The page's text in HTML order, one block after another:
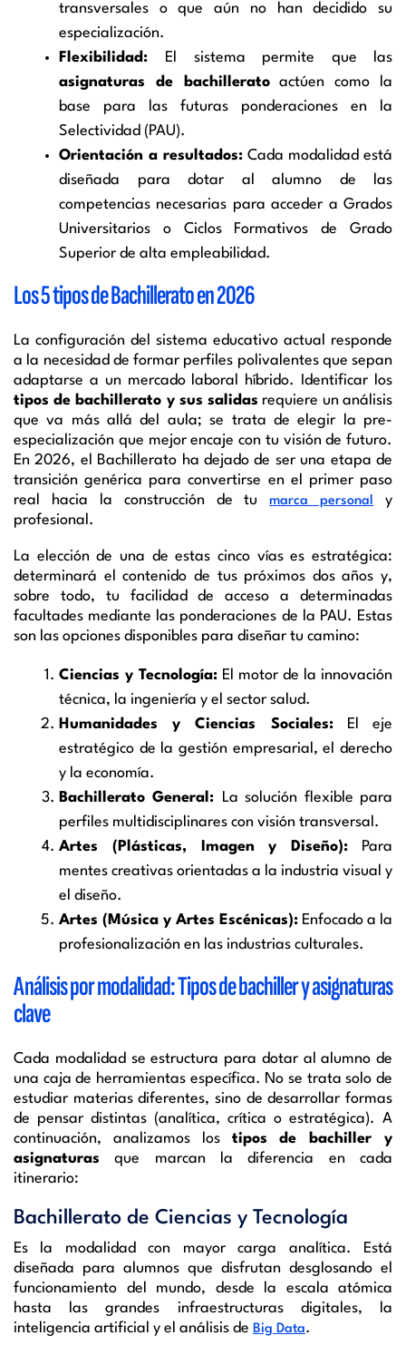
transversales o que aún no han decidido su
especialización.
Flexibilidad: El sistema permite que las
asignaturas de bachilleratoactúen como la
base para las futuras ponderaciones en la
Selectividad (PAU).
Orientación a resultados:Cada modalidad está
diseñada para dotar al alumno de las
competencias necesarias para acceder a Grados
Universitarios o Ciclos Formativos de Grado
Superior de alta empleabilidad.
Los 5 tipos de Bachillerato en 2026
La configuración del sistema educativo actual responde
a la necesidad de formar perfiles polivalentes que sepan
adaptarse a un mercado laboral híbrido. Identificar los
tipos de bachillerato y sus salidas requiere un análisis
que va más allá del aula; se trata de elegir la pre-
especialización que mejor encaje con tu visión de futuro.
En 2026, el Bachillerato ha dejado de ser una etapa de
transición genérica para convertirse en el primer paso
real hacia la construcción de tumarca personal
y
profesional.
La elección de una de estas cinco vías es estratégica:
determinará el contenido de tus próximos dos años y,
sobre todo, tu facilidad de acceso a determinadas
facultades mediante las ponderaciones de la PAU. Estas
son las opciones disponibles para diseñar tu camino:
Ciencias y Tecnología: El motor de la innovación
técnica, la ingeniería y el sector salud.
Humanidades y Ciencias Sociales:El eje
estratégico de la gestión empresarial, el derecho
y la economía.
Bachillerato General:
La solución flexible para
perfiles multidisciplinares con visión transversal.
Artes (Plásticas, Imagen y Diseño): Para
mentes creativas orientadas a la industria visual y
el diseño.
Artes (Música y Artes Escénicas): Enfocado a la
profesionalización en las industrias culturales.
Análisis por modalidad: Tipos de bachiller y asignaturas
clave
Cada modalidad se estructura para dotar al alumno de
una caja de herramientas específica. No se trata solo de
estudiar materias diferentes, sino de desarrollar formas
de pensar distintas (analítica, crítica o estratégica). A
continuación, analizamos los tipos de bachiller y
asignaturas que marcan la diferencia en cada
itinerario:
Bachillerato de Ciencias y Tecnología
Es la modalidad con mayor carga analítica. Está
diseñada para alumnos que disfrutan desglosando el
funcionamiento del mundo, desde la escala atómica
hasta las grandes infraestructuras digitales, la
inteligencia artificial y el análisis de Big Data.